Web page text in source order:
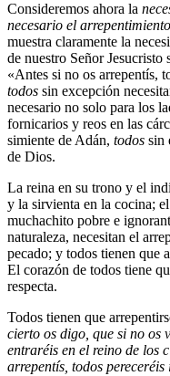
Consideremos ahora la
necesario el
muestra claramente la
de nuestro Señor Jesucristo
«Antes si no os arrepentís,
todos sin excepción
necesario no solo para los
fornicarios y reos en las
simiente de Adán, todos sin
de Dios.
La reina en su trono y el
y la sirvienta en la cocina;
muchachito pobre e
naturaleza, necesitan el
pecado; y todos tienen que
El corazón de todos tiene
respecta.
Todos tienen que
cierto os digo, que si no os
entraréis en el reino de los
arrepentís, todos pereceréis